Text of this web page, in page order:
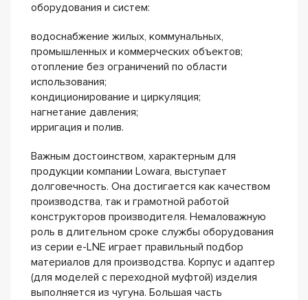
оборудования и систем:
водоснабжение жилых, коммунальных,
промышленных и коммерческих объектов;
отопление без ограничений по области
использования;
кондиционирование и циркуляция;
нагнетание давления;
ирригация и полив.
Важным достоинством, характерным для
продукции компании Lowara, выступает
долговечность. Она достигается как качеством
производства, так и грамотной работой
конструкторов производителя. Немаловажную
роль в длительном сроке службы оборудования
из серии e-LNE играет правильный подбор
материалов для производства. Корпус и адаптер
(для моделей с переходной муфтой) изделия
выполняется из чугуна. Большая часть